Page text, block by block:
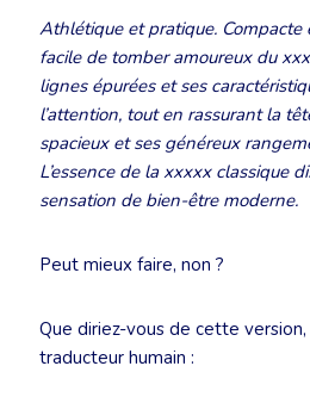
Athlétique et pratique. Compacte
facile de tomber amoureux du
lignes épurées et ses
l’attention, tout en rassurant la
spacieux et ses généreux
L’essence de la xxxxx classique
sensation de bien-être moderne.
Peut mieux faire, non ?
Que diriez-vous de cette
traducteur humain :